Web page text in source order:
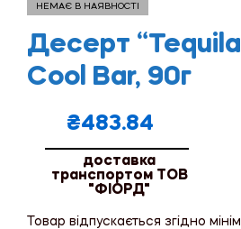
НЕМАЄ В НАЯВНОСТІ
Десерт “Tequila
Cool Bar, 90г
₴483.84
доставка
транспортом ТОВ
"ФІОРД"
Товар відпускається згідно